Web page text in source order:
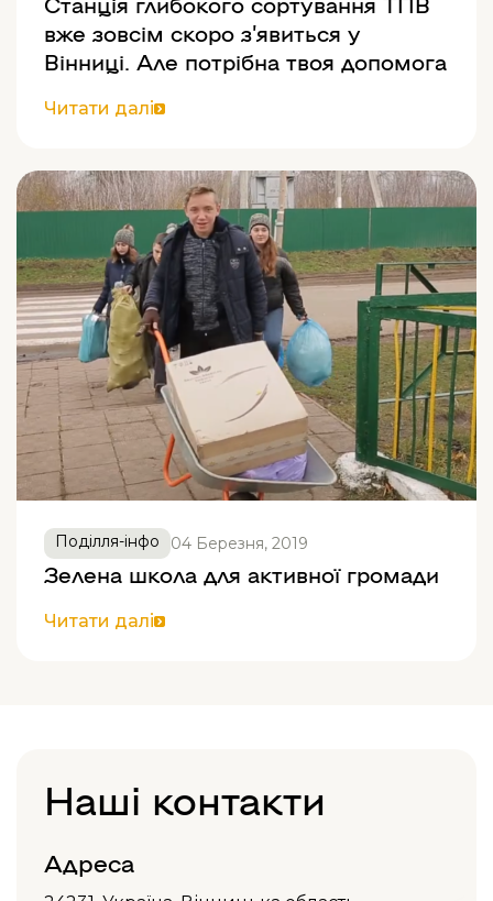
вже зовсім скоро з’явиться у
Вінниці. Але потрібна твоя допомога
Читати далі
Поділля-інфо 04 Березня, 2019
Зелена школа для активної громади
Читати далі
Наші контакти
Адреса